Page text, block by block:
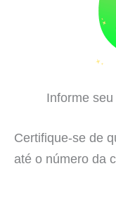
Informe
Certifique-se de
até o número da